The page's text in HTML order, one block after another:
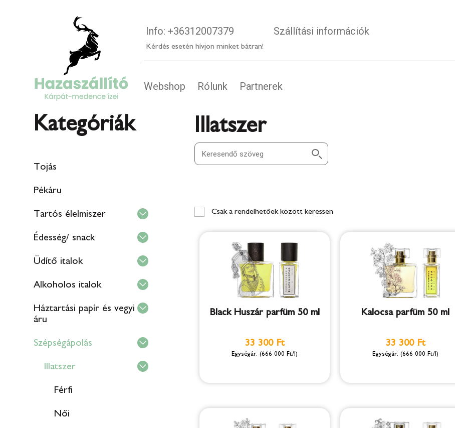
Info: +36312007379
Kérdés esetén hívjon minket bátran!
Szállítási információk
Webshop Rólunk Partnerek
Kategóriák
Tojás
Pékáru
Tartós élelmiszer
Édesség/ snack
Üdítő italok
Alkoholos italok
Háztartási papír és vegyi
áru
Szépségápolás
Illatszer
Férfi
Női
Illatszer
Csak a rendelhetőek között keressen
Black Huszár parfüm 50 ml
33 300 Ft
(666 000 Ft/l)
Kalocsa parfüm 50 ml
33 300 Ft
(666 000 Ft/l)